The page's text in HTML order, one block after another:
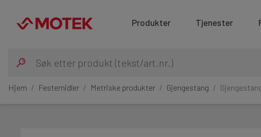
Produkter Tjenester
Hjem Festemidler Metriske produkter Gjengestang